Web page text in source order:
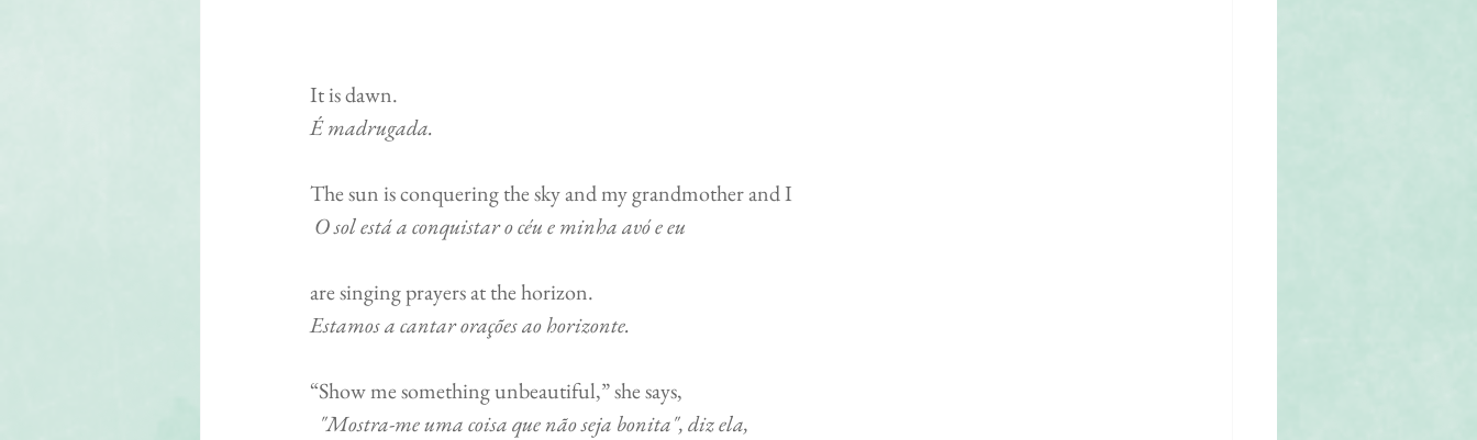
It is dawn.
É madrugada.
The sun is conquering the sky and my grandmother and I
O sol está a conquistar o céu e minha avó e eu
are singing prayers at the horizon.
Estamos a cantar orações ao horizonte.
“Show me something unbeautiful,” she says,
  "Mostra-me uma coisa que não seja bonita", diz ela,